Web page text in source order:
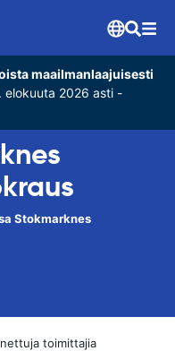
maailmanlaajuisesti
elokuuta 2026 asti -
Stokmarknes
toimittajia